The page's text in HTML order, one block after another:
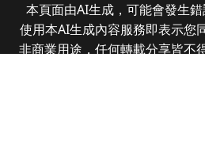
本頁面由AI生成，可能會發生錯
使用本AI生成內容服務即表示您
非商業用途，任何轉載分享皆不